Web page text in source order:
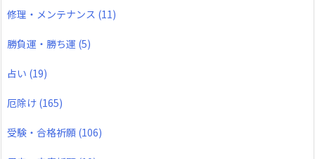
修理・メンテナンス (11)
勝負運・勝ち運 (5)
占い (19)
厄除け (165)
受験・合格祈願 (106)